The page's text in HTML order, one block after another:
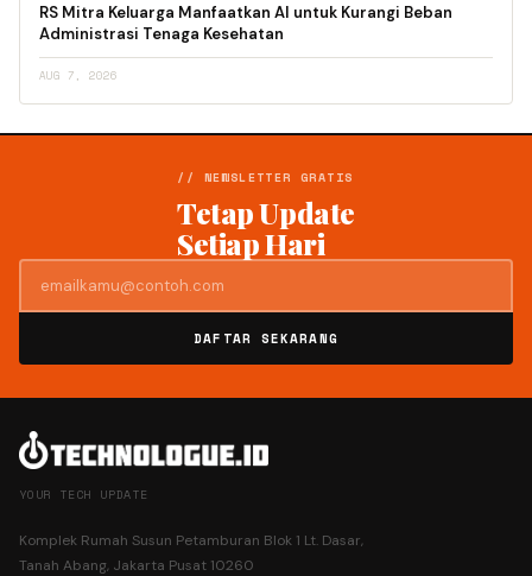
RS Mitra Keluarga Manfaatkan AI untuk Kurangi Beban
Administrasi Tenaga Kesehatan
AUG 7, 2026
// NEWSLETTER GRATIS
Tetap Update
Setiap Hari
DAFTAR SEKARANG
YOUR TECH UPDATE
Komplek Rumah Susun Petamburan Blok 1 Lt. Dasar,
Tanah Abang, Jakarta Pusat 10260